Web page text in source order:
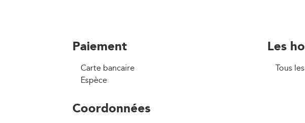
Paiement
Carte bancaire
Espèce
Les
Tous
Coordonnées